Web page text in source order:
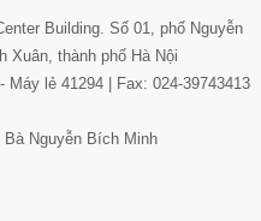
Building. Số 01, phố Nguyễn
Xuân, thành phố Hà Nội
Máy lẻ 41294 | Fax: 024-39743413
Nguyễn Bích Minh